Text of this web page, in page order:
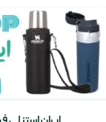
حساب کاربری من
تغییر گذر واژه